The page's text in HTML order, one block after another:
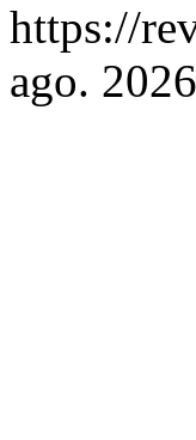
https://
ago.